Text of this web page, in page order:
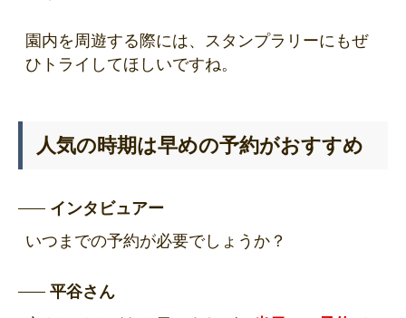
園内を周遊する際には、スタンプラリーにもぜ
ひトライしてほしいですね。
人気の時期は早めの予約がおすすめ
インタビュアー
いつまでの予約が必要でしょうか？
平谷さん